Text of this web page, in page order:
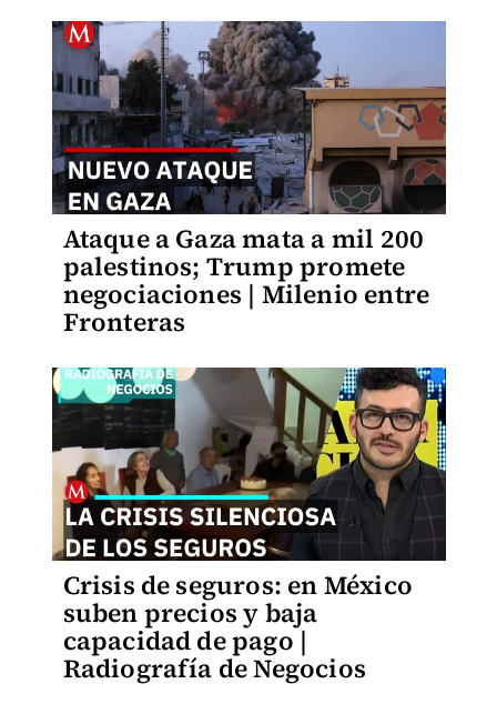
Ataque a Gaza mata a mil 200
palestinos; Trump promete
negociaciones | Milenio entre
Fronteras
Crisis de seguros: en México
suben precios y baja
capacidad de pago |
Radiografía de Negocios